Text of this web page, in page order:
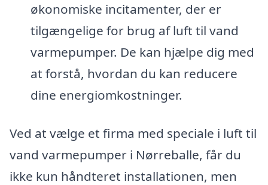
økonomiske incitamenter, der er
tilgængelige for brug af luft til vand
varmepumper. De kan hjælpe dig med
at forstå, hvordan du kan reducere
dine energiomkostninger.
Ved at vælge et firma med speciale i luft til
vand varmepumper i Nørreballe, får du
ikke kun håndteret installationen, men